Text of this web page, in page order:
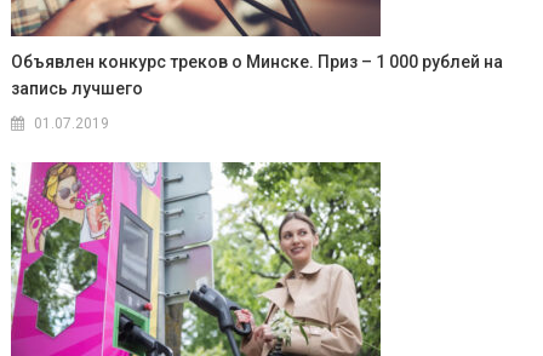
Объявлен конкурс треков о Минске. Приз – 1 000 рублей на
запись лучшего
01.07.2019